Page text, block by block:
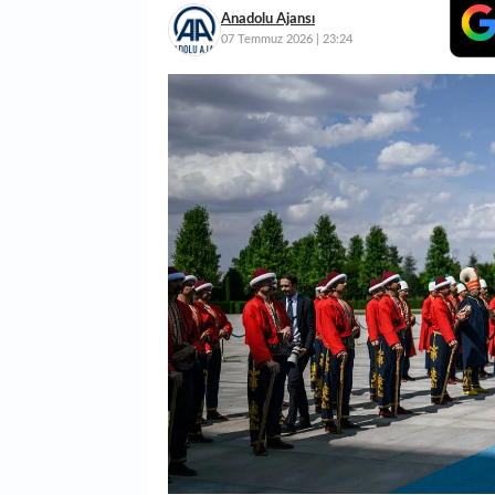
Anadolu Ajansı
07 Temmuz 2026 | 23:24